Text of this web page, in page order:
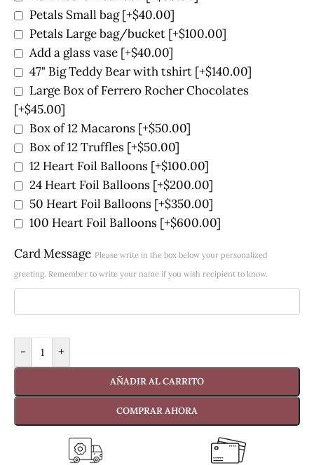
Petals Small bag[+$40.00]
Petals Large bag/bucket [+$100.00]
Add a glass vase [+$40.00]
47" Big Teddy Bear with tshirt [+$140.00]
Large Box of Ferrero Rocher Chocolates
[+$45.00]
Box of 12 Macarons [+$50.00]
Box of 12 Truffles [+$50.00]
12 Heart Foil Balloons [+$100.00]
24 Heart Foil Balloons [+$200.00]
50 Heart Foil Balloons [+$350.00]
100 Heart Foil Balloons [+$600.00]
Card Message Please write in the box below your personalized
greeting. Remember to write your name if you wish recipient to know.
- +
AÑADIR AL CARRITO
COMPRAR AHORA